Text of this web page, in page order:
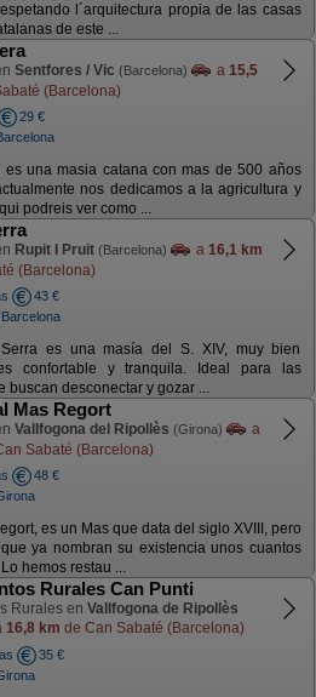
l´arquitectura propia de las casas
de este ...
Sentfores / Vic (Barcelona) a 15,5
(Barcelona)
29 €
es una masia catana con mas de 500 años
nos dedicamos a la agricultura y
podreis ver como ...
Rupit I Pruit (Barcelona) a 16,1 km
(Barcelona)
43 €
es una masía del S. XIV, muy bien
confortable y tranquila. Ideal para las
buscan desconectar y gozar ...
Mas Regort
Vallfogona del Ripollès (Girona)
a
Sabaté (Barcelona)
48 €
es un Mas que data del siglo XVIII, pero
ya nombran su existencia unos cuantos
hemos restau ...
Rurales Can Punti
Rurales en Vallfogona de Ripollès
16,8 km de Can Sabaté (Barcelona)
35 €